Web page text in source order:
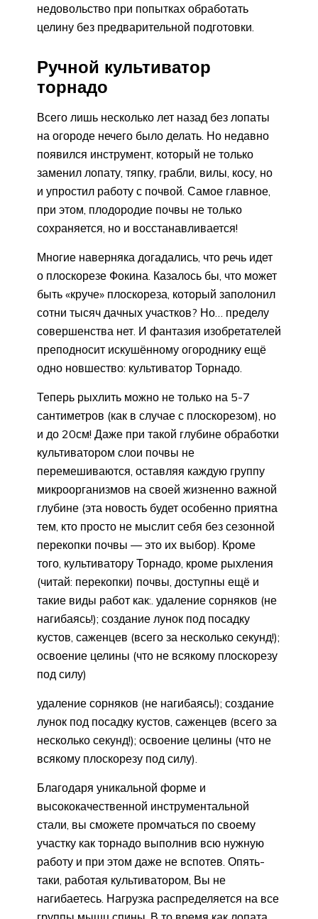
недовольство при попытках обработать
целину без предварительной подготовки.
Ручной культиватор
торнадо
Всего лишь несколько лет назад без лопаты
на огороде нечего было делать. Но недавно
появился инструмент, который не только
заменил лопату, тяпку, грабли, вилы, косу, но
и упростил работу с почвой. Самое главное,
при этом, плодородие почвы не только
сохраняется, но и восстанавливается!
Многие наверняка догадались, что речь идет
о плоскорезе Фокина. Казалось бы, что может
быть «круче» плоскореза, который заполонил
сотни тысяч дачных участков? Но… пределу
совершенства нет. И фантазия изобретателей
преподносит искушённому огороднику ещё
одно новшество: культиватор Торнадо.
Теперь рыхлить можно не только на 5-7
сантиметров (как в случае с плоскорезом), но
и до 20см! Даже при такой глубине обработки
культиватором слои почвы не
перемешиваются, оставляя каждую группу
микроорганизмов на своей жизненно важной
глубине (эта новость будет особенно приятна
тем, кто просто не мыслит себя без сезонной
перекопки почвы — это их выбор). Кроме
того, культиватору Торнадо, кроме рыхления
(читай: перекопки) почвы, доступны ещё и
такие виды работ как:. удаление сорняков (не
нагибаясь!); создание лунок под посадку
кустов, саженцев (всего за несколько секунд!);
освоение целины (что не всякому плоскорезу
под силу)
удаление сорняков (не нагибаясь!); создание
лунок под посадку кустов, саженцев (всего за
несколько секунд!); освоение целины (что не
всякому плоскорезу под силу).
Благодаря уникальной форме и
высококачественной инструментальной
стали, вы сможете промчаться по своему
участку как торнадо выполнив всю нужную
работу и при этом даже не вспотев. Опять-
таки, работая культиватором, Вы не
нагибаетесь. Нагрузка распределяется на все